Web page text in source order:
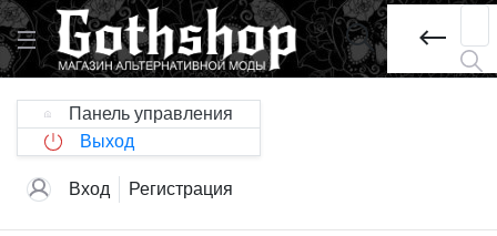
Панель управления
Выход
Вход Регистрация